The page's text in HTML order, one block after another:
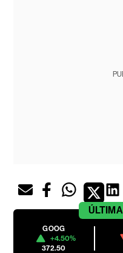
GOOG
+4.50%
372.50